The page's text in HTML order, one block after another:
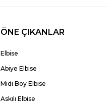
ÖNE ÇIKANLAR
Elbise
Abiye Elbise
Midi Boy Elbise
Askılı Elbise